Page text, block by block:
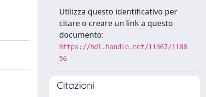
Utilizza questo identificativo per
citare o creare un link a questo
documento:
https://hdl.handle.net/11367/1188
56
Citazioni